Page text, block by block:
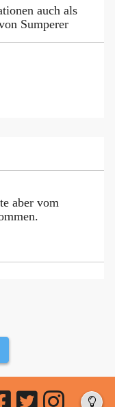
auch als
Sumperer
aber vom